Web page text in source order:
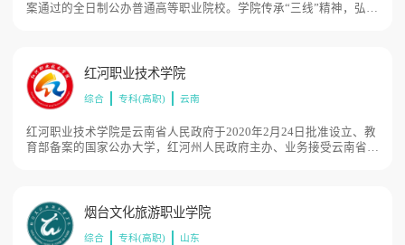
案通过的全日制公办普通高等职业院校。学院传承“三线”精神，弘扬
合型技术技能人才，总占地592亩。
红河职业技术学院
综合 专科(高职) 云南
红河职业技术学院是云南省人民政府于2020年2月24日批准设立、教
育部备案的国家公办大学，红河州人民政府主办、业务接受云南省教
合、协同配合、各记其功”的原则，下设12个二级学院，覆盖园区学
校开设专业。校园占地545亩。
烟台文化旅游职业学院
综合 专科(高职) 山东